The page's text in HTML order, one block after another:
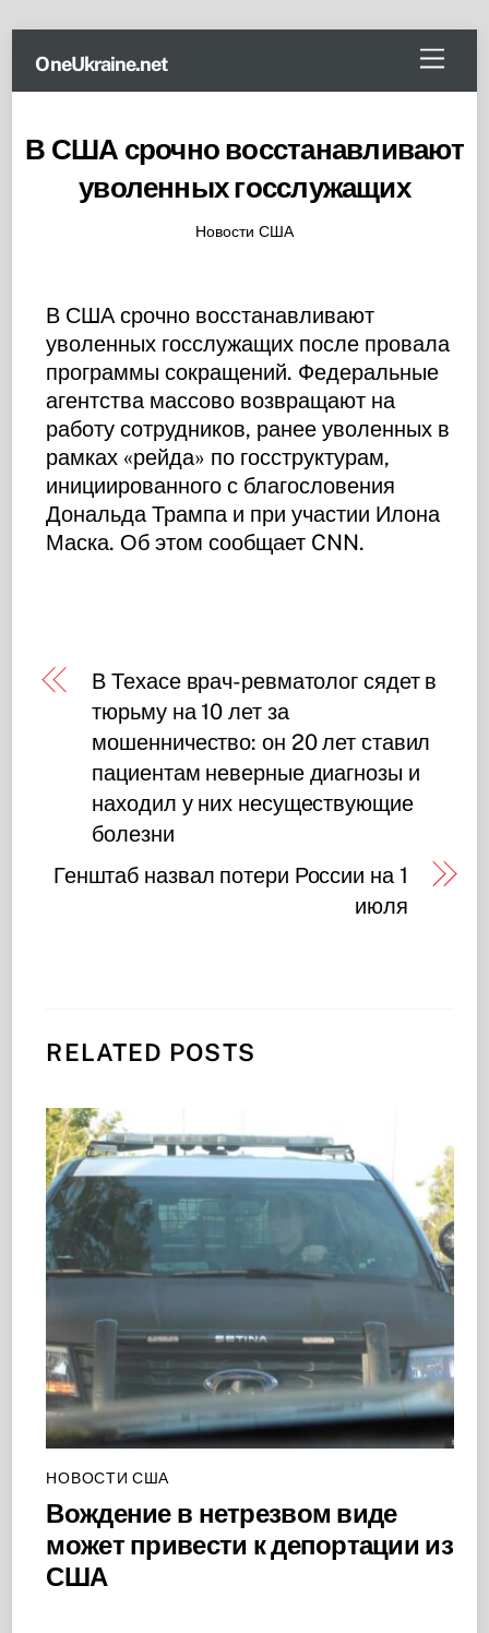
content
Menu
OneUkraine.net
В США срочно восстанавливают
уволенных госслужащих
Новости США
В США срочно восстанавливают
уволенных госслужащих после провала
программы сокращений. Федеральные
агентства массово возвращают на
работу сотрудников, ранее уволенных в
рамках «рейда» по госструктурам,
инициированного с благословения
Дональда Трампа и при участии Илона
Маска. Об этом сообщает CNN.
В Техасе врач-ревматолог сядет в
тюрьму на 10 лет за
мошенничество: он 20 лет ставил
пациентам неверные диагнозы и
находил у них несуществующие
болезни
Генштаб назвал потери России на 1
июля
RELATED POSTS
НОВОСТИ США
Вождение в нетрезвом виде
может привести к депортации из
США